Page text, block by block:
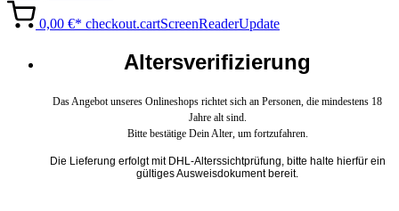
0,00 €* checkout.cartScreenReaderUpdate
Altersverifizierung
Das Angebot unseres Onlineshops richtet sich an Personen, die mindestens 18
Jahre alt sind.
Bitte bestätige Dein Alter, um fortzufahren.
Die Lieferung erfolgt mit DHL-Alterssichtprüfung, bitte halte hierfür ein
gültiges Ausweisdokument bereit.